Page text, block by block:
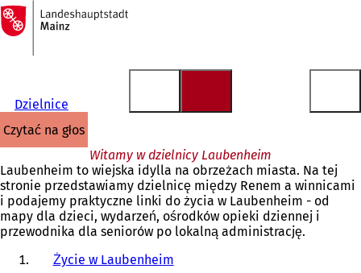
Przejdź do treści
Do
strony
głównej
Dzielnice
czytać na głos
Witamy w dzielnicy Laubenheim
Laubenheim to wiejska idylla na obrzeżach miasta. Na tej
stronie przedstawiamy dzielnicę między Renem a winnicami
i podajemy praktyczne linki do życia w Laubenheim - od
mapy dla dzieci, wydarzeń, ośrodków opieki dziennej i
przewodnika dla seniorów po lokalną administrację.
Życie w Laubenheim